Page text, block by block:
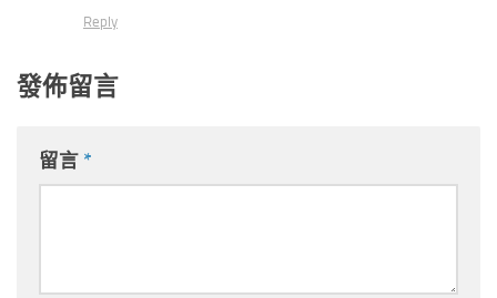
Reply
發佈留言
留言 *